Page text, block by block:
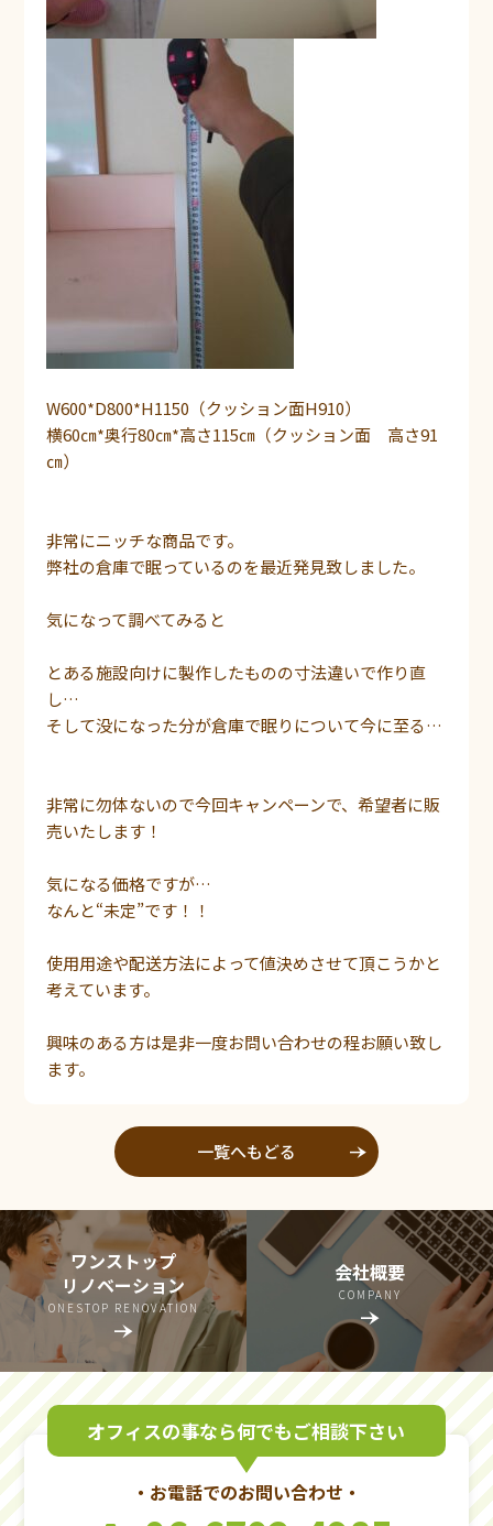
W600*D800*H1150（クッション面H910）
横60㎝*奥行80㎝*高さ115㎝（クッション面 高さ91
㎝）
非常にニッチな商品です。
弊社の倉庫で眠っているのを最近発見致しました。
気になって調べてみると
とある施設向けに製作したものの寸法違いで作り直
し…
そして没になった分が倉庫で眠りについて今に至る…
非常に勿体ないので今回キャンペーンで、希望者に販
売いたします！
気になる価格ですが…
なんと“未定”です！！
使用用途や配送方法によって値決めさせて頂こうかと
考えています。
興味のある方は是非一度お問い合わせの程お願い致し
ます。
一覧へもどる line_end_arrow_notch
ワンストップ
リノベーション
ONESTOP RENOVATION
line_end_arrow_notch
会社概要
COMPANY
line_end_arrow_notch
オフィスの事なら何でもご相談下さい
・お電話でのお問い合わせ・